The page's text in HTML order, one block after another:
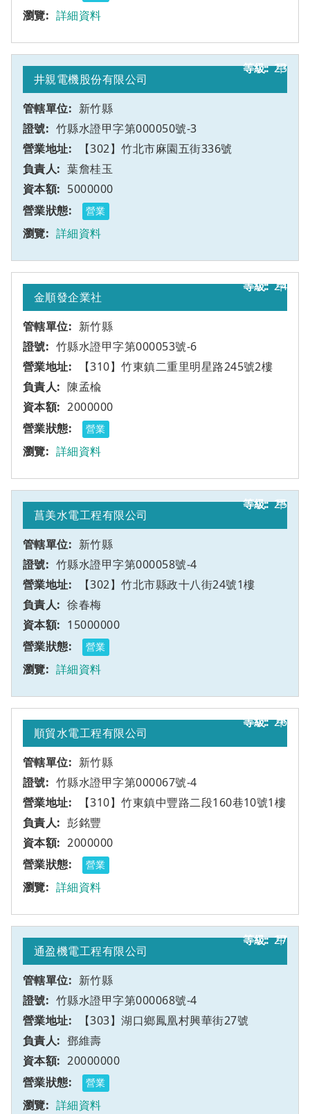
詳細資料
23
井親電機股份有限公司
新竹縣
竹縣水證甲字第000050號-3
【302】竹北市麻園五街336號
甲
葉詹桂玉
5000000
營業
詳細資料
24
金順發企業社
新竹縣
竹縣水證甲字第000053號-6
【310】竹東鎮二重里明星路245號2樓
甲
陳孟楡
2000000
營業
詳細資料
25
菖美水電工程有限公司
新竹縣
竹縣水證甲字第000058號-4
【302】竹北市縣政十八街24號1樓
甲
徐春梅
15000000
營業
詳細資料
26
順貿水電工程有限公司
新竹縣
竹縣水證甲字第000067號-4
【310】竹東鎮中豐路二段160巷10號1樓
甲
彭銘豐
2000000
營業
詳細資料
27
通盈機電工程有限公司
新竹縣
竹縣水證甲字第000068號-4
【303】湖口鄉鳳凰村興華街27號
甲
鄧維壽
20000000
營業
詳細資料